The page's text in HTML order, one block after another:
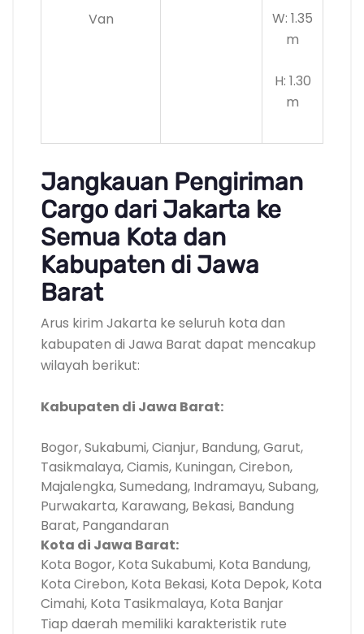
Van
W: 1.35
m
H: 1.30
m
Jangkauan Pengiriman
Cargo dari Jakarta ke
Semua Kota dan
Kabupaten di Jawa
Barat
Arus kirim Jakarta ke seluruh kota dan
kabupaten di Jawa Barat dapat mencakup
wilayah berikut:
Kabupaten di Jawa Barat:
Bogor, Sukabumi, Cianjur, Bandung, Garut,
Tasikmalaya, Ciamis, Kuningan, Cirebon,
Majalengka, Sumedang, Indramayu, Subang,
Purwakarta, Karawang, Bekasi, Bandung
Barat, Pangandaran
Kota di Jawa Barat:
Kota Bogor, Kota Sukabumi, Kota Bandung,
Kota Cirebon, Kota Bekasi, Kota Depok, Kota
Cimahi, Kota Tasikmalaya, Kota Banjar
Tiap daerah memiliki karakteristik rute